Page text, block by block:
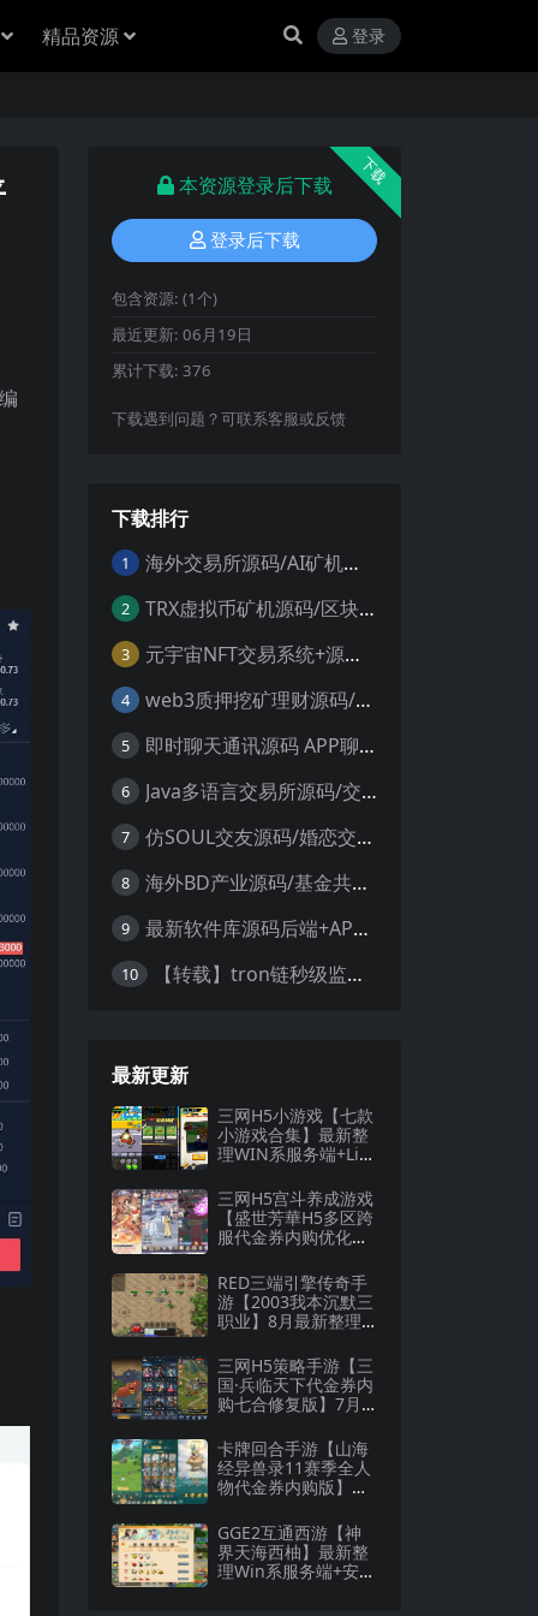
精品资源 登录
下载
本资源登录后下载
登录后下载
包含资源: (1个)
最近更新: 06月19日
累计下载: 376
下载遇到问题？可联系客服或反馈
下载排行
1 海外交易所源码/AI矿机系统源码 加密货币交易所 智能交易所源码
2 TRX虚拟币矿机源码/区块链矿机交易系统源码/支持 4国语言+usdt充值+搭建视频教程
3 元宇宙NFT交易系统+源码数字藏品3D合成+空投盲盒玩法抽集卡
4 web3质押挖矿理财源码/PHP理财源码
5 即时聊天通讯源码 APP聊天通讯源码 安卓+ios带后端源码控制
6 Java多语言交易所源码/交割合约/永续合约/币币/java服务端
7 仿SOUL交友源码/婚恋交友源码/社交友附近人婚恋约仿陌陌APP源码系统
8 海外BD产业源码/基金共享投资理财源码
9 最新软件库源码后端+APP端源码
10 【转载】tron链秒级监控授权+查余额+提币 全开源带视频教程文字教程
最新更新
三网H5小游戏【七款
小游戏合集】最新整
理WIN系服务端+Lin
搭建教程
三网H5宫斗养成游戏
【盛世芳華H5多区跨
服代金券内购优化
ux手工服务端+CDK
授权后台+全资源安
卓+详细搭建教程
RED三端引擎传奇手
游【2003我本沉默三
职业】8月最新整理W
+详细搭建教程
三网H5策略手游【三
国·兵临天下代金券内
购七合修复版】7月
服务端+管理后台+G
M授权后台+详细搭建
教程
卡牌回合手游【山海
经异兽录11赛季全人
物代金券内购版】最
+授权GM后台+管理
后台+热更修改工具
+安卓+详细搭建教程
GGE2互通西游【神
界天海西柚】最新整
理Win系服务端+安卓